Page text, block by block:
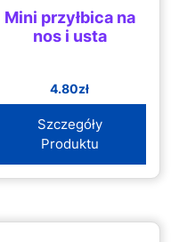
Mini przyłbica na
nos i usta
4.80zł
Szczegóły
Produktu